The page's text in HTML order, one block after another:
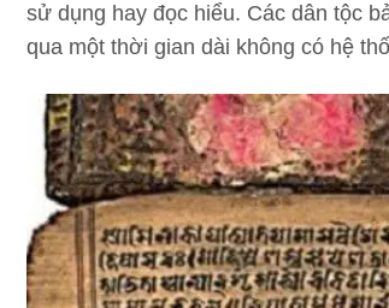
sử dụng hay đọc hiểu. Các dân tộc
qua một thời gian dài không có hệ